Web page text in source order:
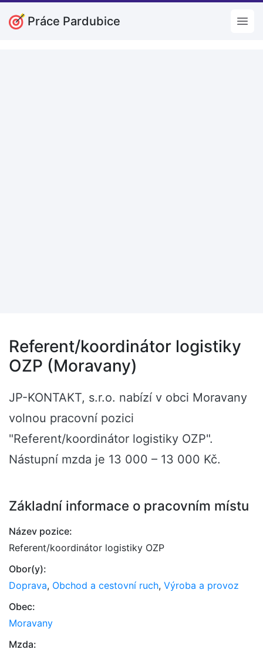
Práce Pardubice
Referent/koordinátor logistiky
OZP (Moravany)
JP-KONTAKT, s.r.o. nabízí v obci Moravany
volnou pracovní pozici
"Referent/koordinátor logistiky OZP".
Nástupní mzda je 13 000 – 13 000 Kč.
Základní informace o pracovním místu
Název pozice:
Referent/koordinátor logistiky OZP
Obor(y):
Doprava, Obchod a cestovní ruch, Výroba a provoz
Obec:
Moravany
Mzda: